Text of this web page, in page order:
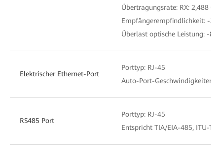
Übertragungsrate: RX: 2,488
Empfängerempfindlichkeit: -27
Überlast optische Leistung: -8
Elektrischer Ethernet-Port
Porttyp: RJ-45
Auto-Port-Geschwindigkeiten
RS485 Port
Porttyp: RJ-45
Entspricht TIA/EIA-485, ITU-T